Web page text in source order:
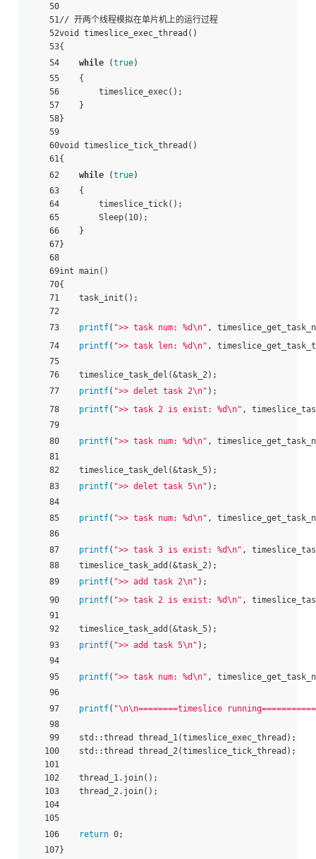
50
51// 开两个线程模拟在单片机上的运行过程
52void timeslice_exec_thread()
53{
54 while (true)
55    {
56        timeslice_exec();
57    }
58}
59
60void timeslice_tick_thread()
61{
62 while (true)
63    {
64        timeslice_tick();
65        Sleep(10);
66    }
67}
68
69int main()
70{
71    task_init();
72
73 printf( ">> task num: %d\n" ,
74 printf( ">> task len: %d\n" ,
75
76    timeslice_task_del(&task_2);
77 printf( ">> delet task 2\n" );
78 printf( ">> task 2 is exist: %d\n" ,
79
80 printf( ">> task num: %d\n" ,
81
82    timeslice_task_del(&task_5);
83 printf( ">> delet task 5\n" );
84
85 printf( ">> task num: %d\n" ,
86
87 printf( ">> task 3 is exist: %d\n" ,
88    timeslice_task_add(&task_2);
89 printf( ">> add task 2\n" );
90 printf( ">> task 2 is exist: %d\n" ,
91
92    timeslice_task_add(&task_5);
93 printf( ">> add task 5\n" );
94
95 printf( ">> task num: %d\n" ,
96
97 printf( "\n\n========timeslice
98
99    std::thread thread_1(timeslice_exec_thread);
100    std::thread thread_2(timeslice_tick_thread);
101
102    thread_1.join();
103    thread_2.join();
104
105
106
return 0;